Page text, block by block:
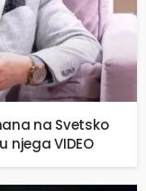
na Svetsko
njega VIDEO